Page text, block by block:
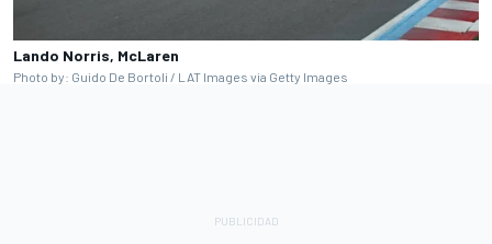
Lando Norris, McLaren
Photo by: Guido De Bortoli / LAT Images via Getty Images